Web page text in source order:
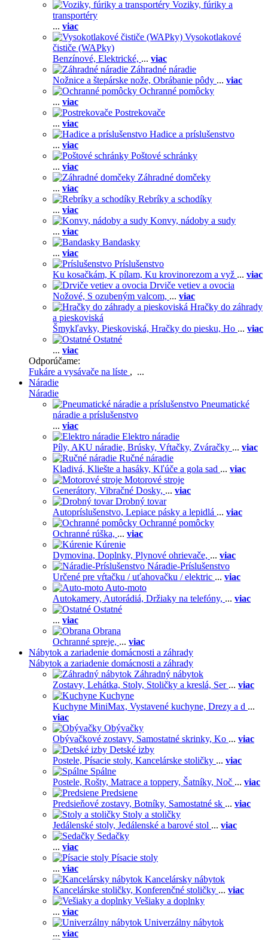
Voziky, fúriky a
transportéry
... viac
Vysokotlakové
čističe (WAPky)
Benzínové, Elektrické, ... viac
Záhradné náradie
Nožnice a štepárske nože, Obrábanie pôdy ... viac
Ochranné pomôcky
... viac
Postrekovače
... viac
Hadice a príslušenstvo
... viac
Poštové schránky
... viac
Záhradné domčeky
... viac
Rebríky a schodíky
... viac
Konvy, nádoby a sudy
... viac
Bandasky
... viac
Príslušenstvo
Ku kosačkám, K pílam, Ku krovinorezom a vyž ... viac
Drviče vetiev a ovocia
Nožové, S ozubeným valcom, ... viac
Hračky do záhrady
a pieskoviská
Šmykľavky, Pieskoviská, Hračky do piesku, Ho ... viac
Ostatné
... viac
Odporúčame:
Fukáre a vysávače na líste , ...
Náradie
Náradie
Pneumatické
náradie a príslušenstvo
... viac
Elektro náradie
Píly, AKU náradie, Brúsky, Vŕtačky, Zváračky ... viac
Ručné náradie
Kladivá, Kliešte a hasáky, Kľúče a gola sad ... viac
Motorové stroje
Generátory, Vibračné Dosky, ... viac
Drobný tovar
Autopríslušenstvo, Lepiace pásky a lepidlá ... viac
Ochranné pomôcky
Ochranné rúška, ... viac
Kúrenie
Dymovina, Doplnky, Plynové ohrievače, ... viac
Náradie-Príslušenstvo
Určené pre vŕtačku / uťahovačku / elektric ... viac
Auto-moto
Autokamery, Autorádiá, Držiaky na telefóny, ... viac
Ostatné
... viac
Obrana
Ochranné spreje, ... viac
Nábytok a zariadenie domácnosti a záhrady
Nábytok a zariadenie domácnosti a záhrady
Záhradný nábytok
Zostavy, Lehátka, Stoly, Stoličky a kreslá, Ser ... viac
Kuchyne
Kuchyne MiniMax, Vystavené kuchyne, Drezy a d ...
viac
Obývačky
Obývačkové zostavy, Samostatné skrinky, Ko ... viac
Detské izby
Postele, Písacie stoly, Kancelárske stoličky ... viac
Spálne
Postele, Rošty, Matrace a toppery, Šatníky, Noč ... viac
Predsiene
Predsieňové zostavy, Botníky, Samostatné sk ... viac
Stoly a stoličky
Jedálenské stoly, Jedálenské a barové stol ... viac
Sedačky
... viac
Písacie stoly
... viac
Kancelársky nábytok
Kancelárske stoličky, Konferenčné stoličky ... viac
Vešiaky a doplnky
... viac
Univerzálny nábytok
... viac